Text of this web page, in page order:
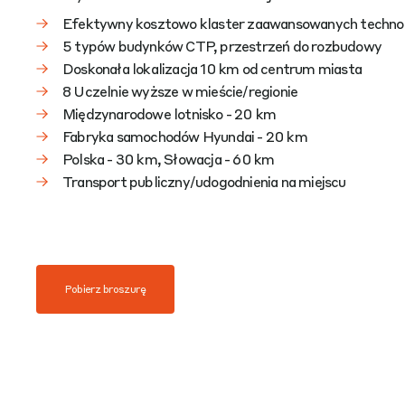
Efektywny kosztowo klaster zaawansowanych
5 typów budynków CTP, przestrzeń do rozbudowy
Doskonała lokalizacja 10 km od centrum miasta
8 Uczelnie wyższe w mieście/regionie
Międzynarodowe lotnisko - 20 km
Fabryka samochodów Hyundai - 20 km
Polska - 30 km, Słowacja - 60 km
Transport publiczny/udogodnienia na miejscu
Pobierz broszurę